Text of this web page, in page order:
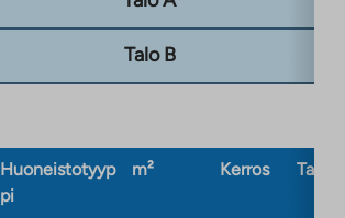
Talo B
Huoneistotyyp
pi
m² Kerros